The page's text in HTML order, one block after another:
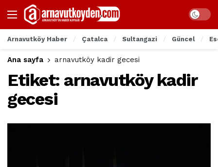
Arnavutköy Haber Çatalca Sultangazi Güncel
Ana sayfa arnavutköy kadir gecesi
Etiket: arnavutköy kadir
gecesi